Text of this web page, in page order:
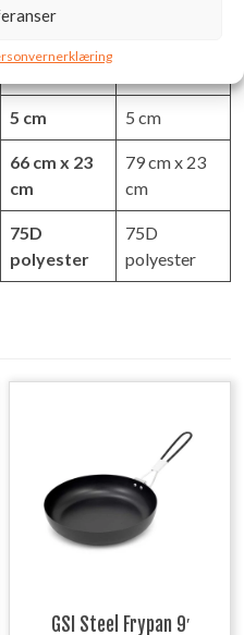
cm
5 cm 5 cm
66 cm x 23
cm
79 cm x 23
cm
75D
polyester
75D
polyester
GSI Steel Frypan 9′